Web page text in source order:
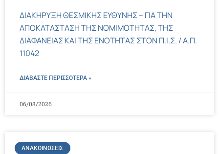
ΔΙΑΚΗΡΥΞΗ ΘΕΣΜΙΚΗΣ ΕΥΘΥΝΗΣ – ΓΙΑ ΤΗΝ
ΑΠΟΚΑΤΑΣΤΑΣΗ ΤΗΣ ΝΟΜΙΜΟΤΗΤΑΣ, ΤΗΣ
ΔΙΑΦΑΝΕΙΑΣ ΚΑΙ ΤΗΣ ΕΝΟΤΗΤΑΣ ΣΤΟΝ Π.Ι.Σ. / Α.Π.
11042
ΔΙΑΒΑΣΤΕ ΠΕΡΙΣΣΌΤΕΡΑ »
06/08/2026
ΑΝΑΚΟΙΝΏΣΕΙΣ